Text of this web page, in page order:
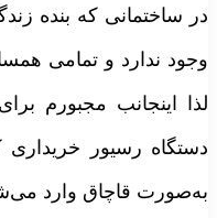
ساختمانی که بنده
ندارد و تمامی
اینجانب مجبورم برای
رسیور خریداری
قاچاق وارد